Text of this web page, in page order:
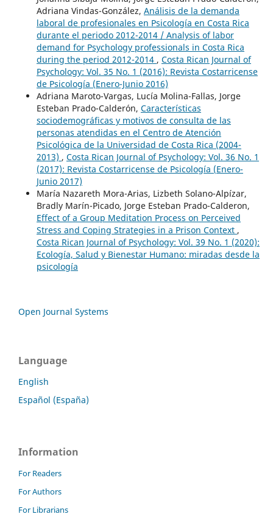
Adriana Vindas-González, Análisis de la demanda
laboral de profesionales en Psicología en Costa Rica
durante el periodo 2012-2014 / Analysis of labor
demand for Psychology professionals in Costa Rica
during the period 2012-2014 , Costa Rican Journal of
Psychology: Vol. 35 No. 1 (2016): Revista Costarricense
de Psicología (Enero-Junio 2016)
Adriana Maroto-Vargas, Lucía Molina-Fallas, Jorge
Esteban Prado-Calderón, Características
sociodemográficas y motivos de consulta de las
personas atendidas en el Centro de Atención
Psicológica de la Universidad de Costa Rica (2004-
2013) , Costa Rican Journal of Psychology: Vol. 36 No. 1
(2017): Revista Costarricense de Psicología (Enero-
Junio 2017)
María Nazareth Mora-Arias, Lizbeth Solano-Alpízar,
Bradly Marín-Picado, Jorge Esteban Prado-Calderon,
Effect of a Group Meditation Process on Perceived
Stress and Coping Strategies in a Prison Context ,
Costa Rican Journal of Psychology: Vol. 39 No. 1 (2020):
Ecología, Salud y Bienestar Humano: miradas desde la
psicología
Open Journal Systems
Language
English
Español (España)
Information
For Readers
For Authors
For Librarians